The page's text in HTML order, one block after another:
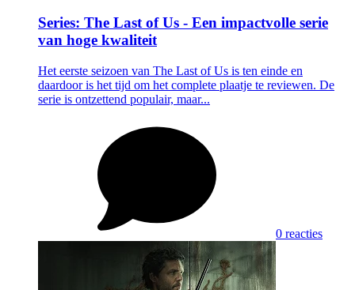
Series: The Last of Us - Een impactvolle serie
van hoge kwaliteit
Het eerste seizoen van The Last of Us is ten einde en
daardoor is het tijd om het complete plaatje te reviewen. De
serie is ontzettend populair, maar...
0 reacties